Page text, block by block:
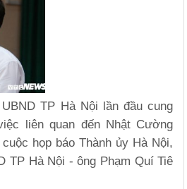
TP Hà Nội lần đầu cung
liên quan đến Nhật Cường
họp báo Thành ủy Hà Nội,
TP Hà Nội - ông Phạm Quí Tiê